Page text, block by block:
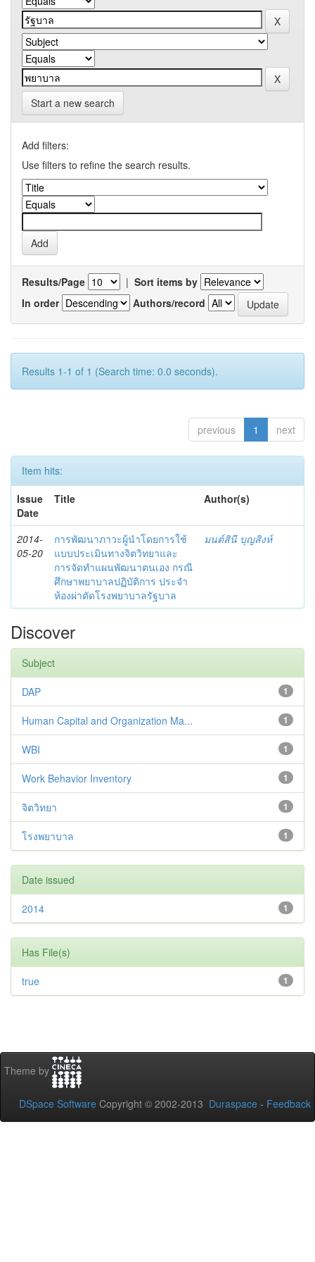
Start a new search
Add filters:
Use filters to refine the search results.
Results/Page | Sort items by
In order
Authors/record
Results 1-1 of 1 (Search time: 0.0 seconds).
previous 1 next
Item hits:
Issue
Date
Title Author(s)
2014-
05-20
การพัฒนาภาวะผู้นำโดยการใช้
แบบประเมินทางจิตวิทยาและ
การจัดทำแผนพัฒนาตนเอง กรณี
ศึกษาพยาบาลปฏิบัติการ ประจำ
ห้องผ่าตัดโรงพยาบาลรัฐบาล
มนต์สินี บุญสิงห์
Discover
Subject
1
DAP
1
Human Capital and Organization Ma...
1
WBI
1
Work Behavior Inventory
1
จิตวิทยา
1
โรงพยาบาล
Date issued
1
2014
Has File(s)
1
true
Theme by
DSpace Software Copyright © 2002-2013 Duraspace - Feedback